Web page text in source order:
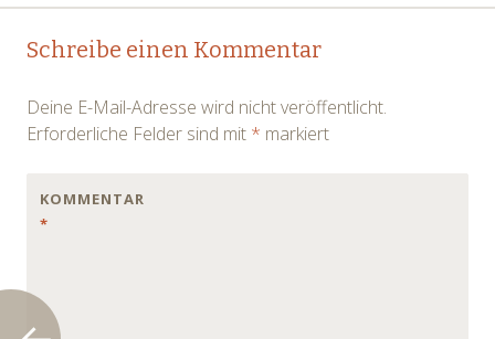
Post
Schreibe einen Kommentar
Deine E-Mail-Adresse wird nicht veröffentlicht.
Erforderliche Felder sind mit * markiert
KOMMENTAR
*